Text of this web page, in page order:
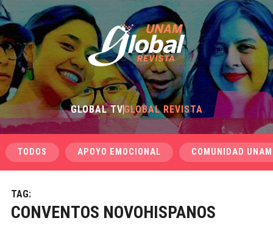
GLOBAL TVGLOBAL REVISTA
TODOS APOYO EMOCIONAL COMUNIDAD UNAM
TAG:
CONVENTOS NOVOHISPANOS